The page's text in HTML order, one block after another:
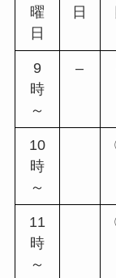
曜
日
日
9
時
～
–
10
時
～
11
時
～